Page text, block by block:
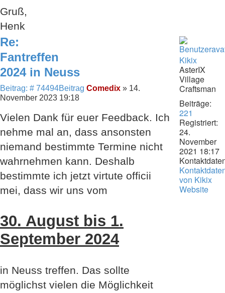
Gruß,
Henk
Re:
Fantreffen
2024 in Neuss
Beitrag: # 74494Beitrag Comedix » 14.
November 2023 19:18
Vielen Dank für euer Feedback. Ich
nehme mal an, dass ansonsten
niemand bestimmte Termine nicht
wahrnehmen kann. Deshalb
bestimmte ich jetzt virtute officii
mei, dass wir uns vom
30. August bis 1.
September 2024
in Neuss treffen. Das sollte
möglichst vielen die Möglichkeit
Kikix
AsterIX
Village
Craftsman
Beiträge:
221
Registriert:
24.
November
2021 18:17
von Kikix
Website